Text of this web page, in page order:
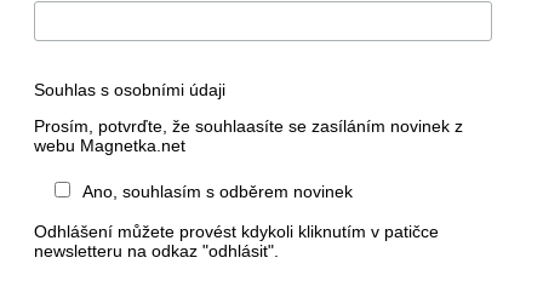
Souhlas s osobními údaji
Prosím, potvrďte, že souhlaasíte se zasíláním novinek z
webu Magnetka.net
Ano, souhlasím s odběrem novinek
Odhlášení můžete provést kdykoli kliknutím v patičce
newsletteru na odkaz "odhlásit".